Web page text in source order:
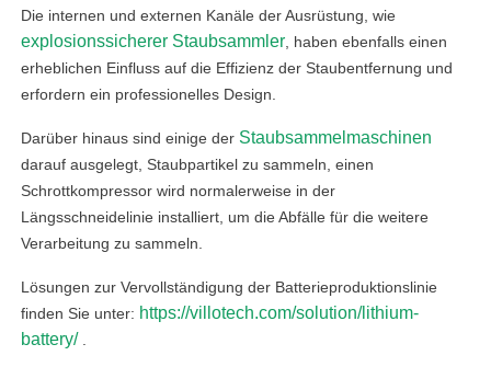
Die internen und externen Kanäle der Ausrüstung, wie
explosionssicherer Staubsammler, haben ebenfalls einen
erheblichen Einfluss auf die Effizienz der Staubentfernung und
erfordern ein professionelles Design.
Darüber hinaus sind einige der Staubsammelmaschinen
darauf ausgelegt, Staubpartikel zu sammeln, einen
Schrottkompressor wird normalerweise in der
Längsschneidelinie installiert, um die Abfälle für die weitere
Verarbeitung zu sammeln.
Lösungen zur Vervollständigung der Batterieproduktionslinie
finden Sie unter: https://villotech.com/solution/lithium-
battery/ .